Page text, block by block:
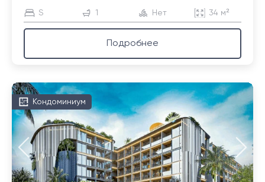
S 1 Нет 34 м²
Подробнее
Кондоминиум